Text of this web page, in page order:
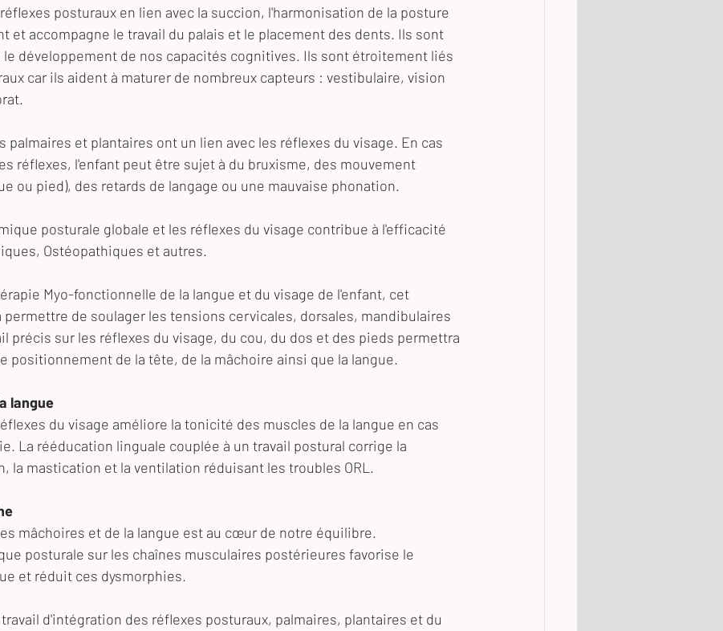
posturaux en lien avec la succion, l'harmonisation de la posture
et accompagne le travail du palais et le placement des dents. Ils sont
développement de nos capacités cognitives. Ils sont étroitement liés
car ils aident à maturer de nombreux capteurs : vestibulaire, vision
palmaires et plantaires ont un lien avec les réflexes du visage. En cas
réflexes, l'enfant peut être sujet à du bruxisme, des mouvement
ou pied), des retards de langage ou une mauvaise phonation.
posturale globale et les réflexes du visage contribue à l'efficacité
Ostéopathiques et autres.
Myo-fonctionnelle de la langue et du visage de l'enfant, cet
permettre de soulager les tensions cervicales, dorsales, mandibulaires
précis sur les réflexes du visage, du cou, du dos et des pieds permettra
positionnement de la tête, de la mâchoire ainsi que la langue.
langue
du visage améliore la tonicité des muscles de la langue en cas
La rééducation linguale couplée à un travail postural corrige la
la mastication et la ventilation réduisant les troubles ORL.
mâchoires et de la langue est au cœur de notre équilibre.
posturale sur les chaînes musculaires postérieures favorise le
et réduit ces dysmorphies.
d'intégration des réflexes posturaux, palmaires, plantaires et du